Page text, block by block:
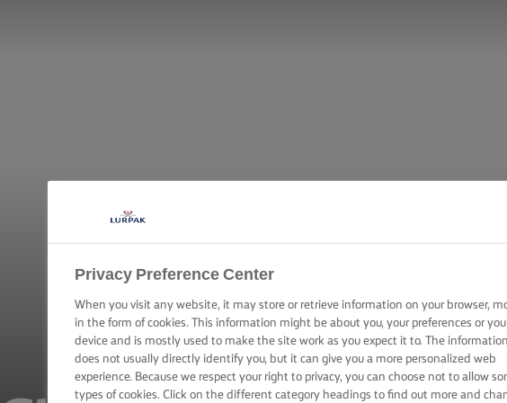
Privacy Preference Center
When you visit any website, it may store or retrieve information on your browser,
in the form of cookies. This information might be about you, your preferences or
device and is mostly used to make the site work as you expect it to. The information
does not usually directly identify you, but it can give you a more personalized web
experience. Because we respect your right to privacy, you can choose not to allow
types of cookies. Click on the different category headings to find out more and